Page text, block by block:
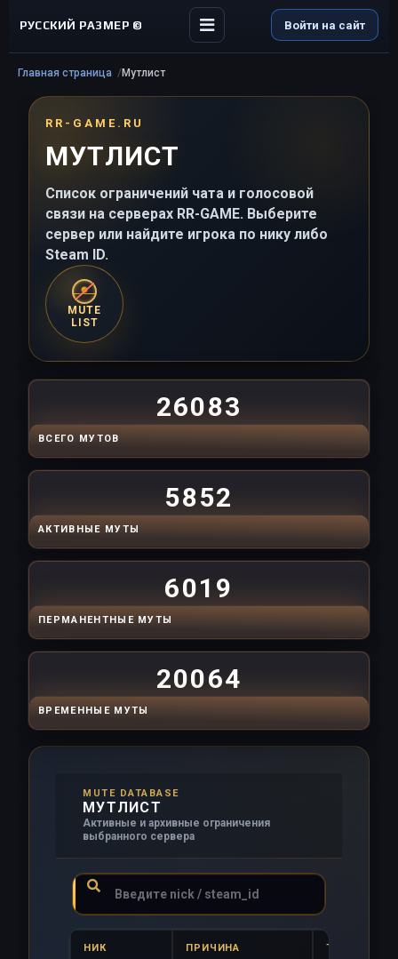
РУССКИЙ РАЗМЕР © Войти на сайт
Главная страница Мутлист
RR-GAME.RU
МУТЛИСТ
Список ограничений чата и голосовой
связи на серверах RR-GAME. Выберите
сервер или найдите игрока по нику либо
Steam ID.
MUTE
LIST
26083
ВСЕГО МУТОВ
5852
АКТИВНЫЕ МУТЫ
6019
ПЕРМАНЕНТНЫЕ МУТЫ
20064
ВРЕМЕННЫЕ МУТЫ
MUTE DATABASE
МУТЛИСТ
Активные и архивные ограничения
выбранного сервера
НИК ПРИЧИНА ТИП